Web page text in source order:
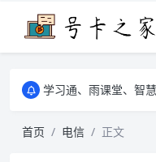
学习通、雨课堂、智慧树
学习通、雨课堂、智慧树
首页
电信 正文